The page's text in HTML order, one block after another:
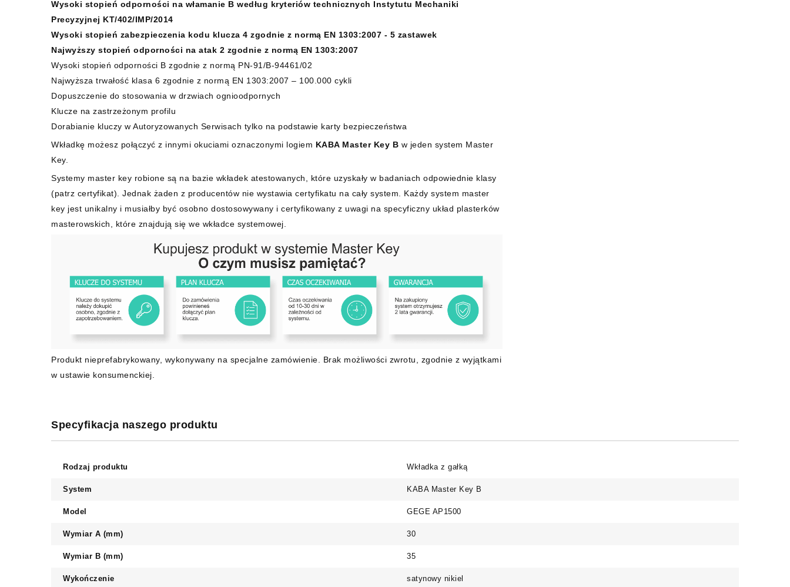
Wysoki stopień odporności na włamanie B według kryteriów technicznych Instytutu Mechaniki
Precyzyjnej KT/402/IMP/2014
Wysoki stopień zabezpieczenia kodu klucza 4 zgodnie z normą EN 1303:2007 - 5 zastawek
Najwyższy stopień odporności na atak 2 zgodnie z normą EN 1303:2007
Wysoki stopień odporności B zgodnie z normą PN-91/B-94461/02
Najwyższa trwałość klasa 6 zgodnie z normą EN 1303:2007 – 100.000 cykli
Dopuszczenie do stosowania w drzwiach ognioodpornych
Klucze na zastrzeżonym profilu
Dorabianie kluczy w Autoryzowanych Serwisach tylko na podstawie karty bezpieczeństwa
Wkładkę możesz połączyć z innymi okuciami oznaczonymi logiem KABA Master Key B w jeden system Master
Key.
Systemy master key robione są na bazie wkładek atestowanych, które uzyskały w badaniach odpowiednie klasy
(patrz certyfikat). Jednak żaden z producentów nie wystawia certyfikatu na cały system. Każdy system master
key jest unikalny i musiałby być osobno dostosowywany i certyfikowany z uwagi na specyficzny układ plasterków
masterowskich, które znajdują się we wkładce systemowej.
Produkt nieprefabrykowany, wykonywany na specjalne zamówienie. Brak możliwości zwrotu, zgodnie z wyjątkami
w ustawie konsumenckiej.
Specyfikacja naszego produktu
Rodzaj produktu Wkładka z gałką
System KABA Master Key B
Model GEGE AP1500
Wymiar A (mm) 30
Wymiar B (mm) 35
Wykończenie satynowy nikiel